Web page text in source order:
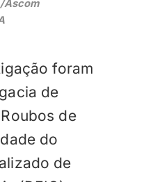
Ascom
foram
de
de
do
de